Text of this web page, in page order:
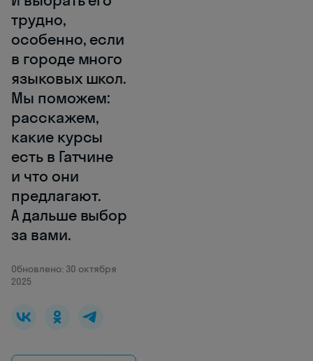
трудно,
особенно, если
в городе много
языковых школ.
Мы поможем:
расскажем,
какие курсы
есть в Гатчине
и что они
предлагают.
А дальше выбор
за вами.
Обновлено: 30 октября
2025